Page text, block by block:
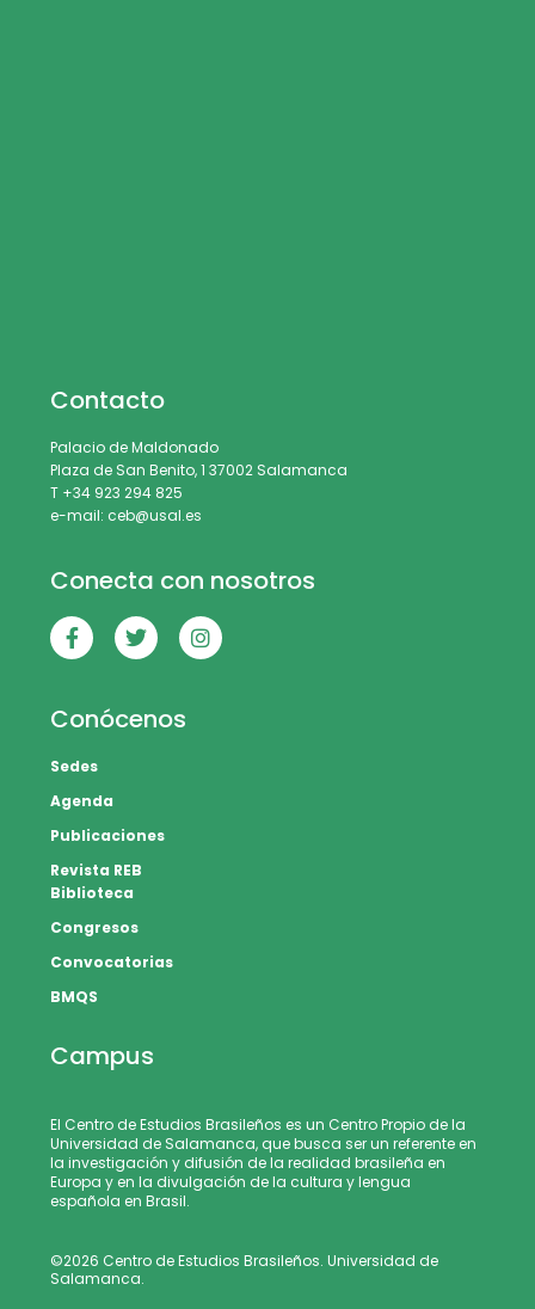
Contacto
Palacio de Maldonado
Plaza de San Benito, 1 37002 Salamanca
T +34 923 294 825
e-mail: ceb@usal.es
Conecta con nosotros
Conócenos
Sedes
Agenda
Publicaciones
Revista REB
Biblioteca
Congresos
Convocatorias
BMQS
Campus
El Centro de Estudios Brasileños es un Centro Propio de la
Universidad de Salamanca, que busca ser un referente en
la investigación y difusión de la realidad brasileña en
Europa y en la divulgación de la cultura y lengua
española en Brasil.
©2026 Centro de Estudios Brasileños. Universidad de
Salamanca.